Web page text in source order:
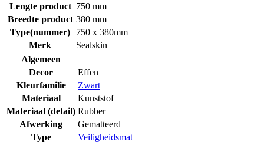
Lengte product 750 mm
Breedte product 380 mm
Type(nummer)
750 x 380mm
Merk
Sealskin
Algemeen
Decor
Effen
Kleurfamilie
Zwart
Materiaal
Kunststof
Materiaal (detail) Rubber
Afwerking
Gematteerd
Type
Veiligheidsmat